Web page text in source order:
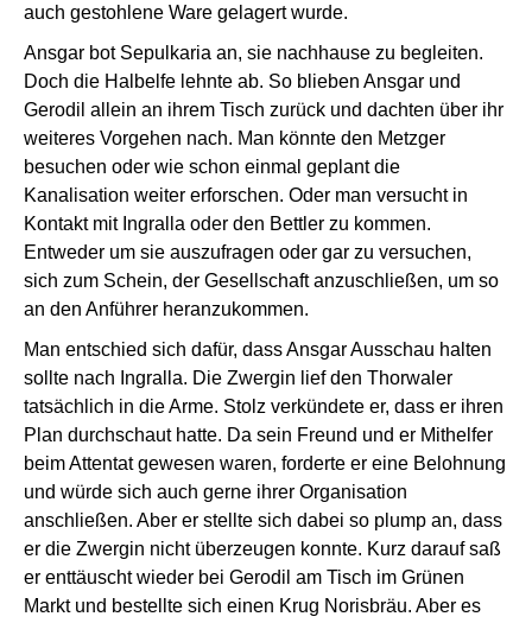
auch gestohlene Ware gelagert wurde.
Ansgar bot Sepulkaria an, sie nachhause zu begleiten.
Doch die Halbelfe lehnte ab. So blieben Ansgar und
Gerodil allein an ihrem Tisch zurück und dachten über ihr
weiteres Vorgehen nach. Man könnte den Metzger
besuchen oder wie schon einmal geplant die
Kanalisation weiter erforschen. Oder man versucht in
Kontakt mit Ingralla oder den Bettler zu kommen.
Entweder um sie auszufragen oder gar zu versuchen,
sich zum Schein, der Gesellschaft anzuschließen, um so
an den Anführer heranzukommen.
Man entschied sich dafür, dass Ansgar Ausschau halten
sollte nach Ingralla. Die Zwergin lief den Thorwaler
tatsächlich in die Arme. Stolz verkündete er, dass er ihren
Plan durchschaut hatte. Da sein Freund und er Mithelfer
beim Attentat gewesen waren, forderte er eine Belohnung
und würde sich auch gerne ihrer Organisation
anschließen. Aber er stellte sich dabei so plump an, dass
er die Zwergin nicht überzeugen konnte. Kurz darauf saß
er enttäuscht wieder bei Gerodil am Tisch im Grünen
Markt und bestellte sich einen Krug Norisbräu. Aber es